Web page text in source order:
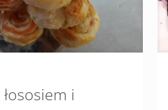
i